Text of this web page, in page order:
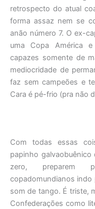
retrospecto do atual
forma assaz nem se
anão número 7. O ex-
uma Copa América
capazes somente de
mediocridade de
faz sem campeões e
Cara é pé-frio (pra não
Com todas essas
papinho
zero, preparem
copadomundianos indo
som de tango. É triste,
Confederações como